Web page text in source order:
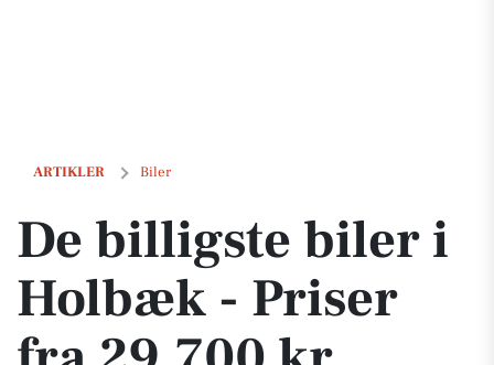
ARTIKLER Biler
De billigste biler i Holbæk - Priser fra 29.700 kr
De billigste biler i
Holbæk - Priser